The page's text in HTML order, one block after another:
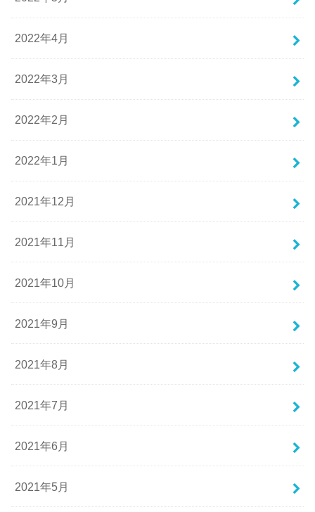
2022年4月
2022年3月
2022年2月
2022年1月
2021年12月
2021年11月
2021年10月
2021年9月
2021年8月
2021年7月
2021年6月
2021年5月